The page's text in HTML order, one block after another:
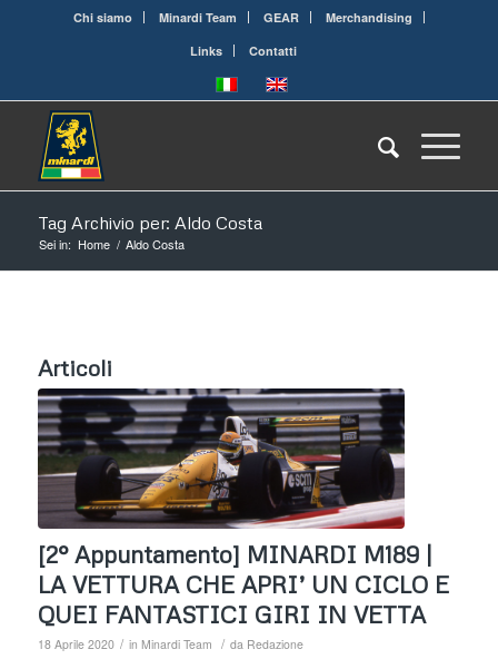
Chi siamo Minardi Team GEAR
Merchandising
Links
Contatti
Tag Archivio per: Aldo Costa
Sei in: Home / Aldo Costa
Articoli
[2° Appuntamento] MINARDI M189 |
LA VETTURA CHE APRI’ UN CICLO E
QUEI FANTASTICI GIRI IN VETTA
18 Aprile 2020 / in Minardi Team / da Redazione